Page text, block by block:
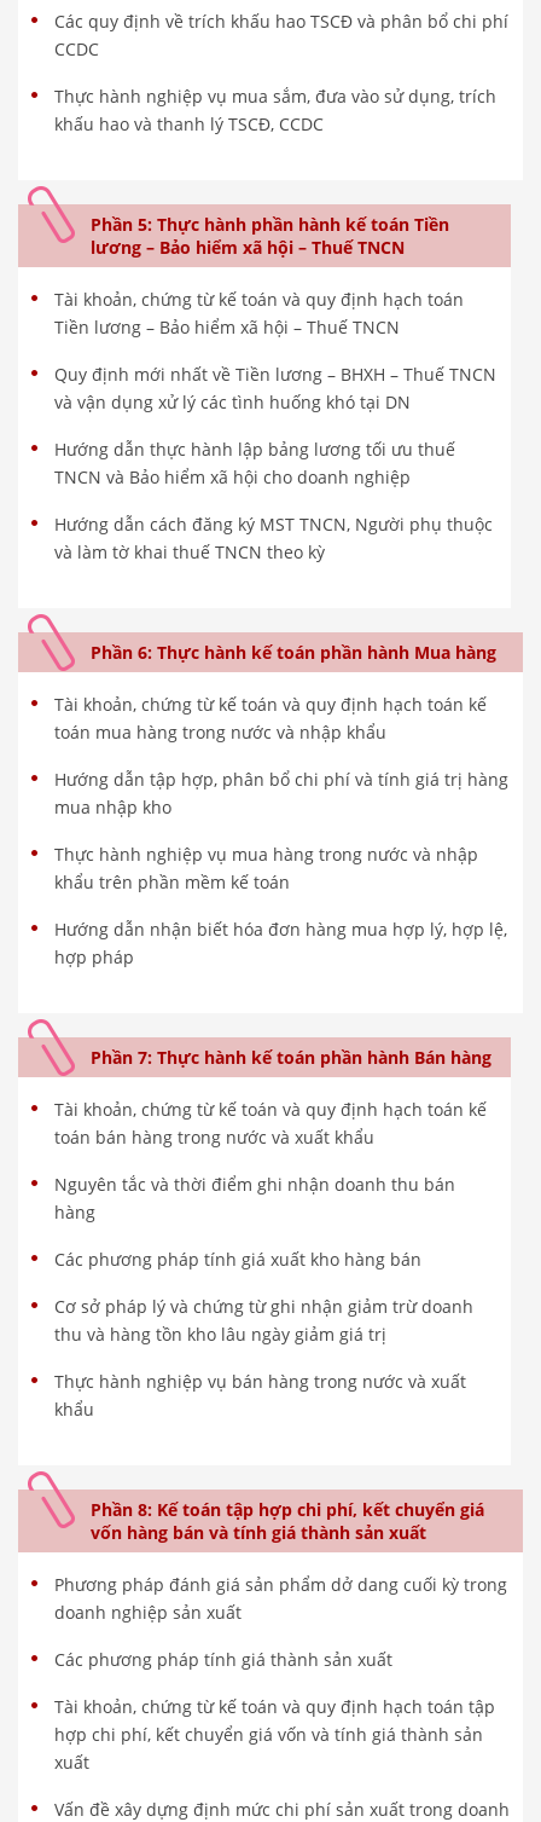
Các quy định về trích khấu hao TSCĐ và phân bổ chi phí
CCDC
Thực hành nghiệp vụ mua sắm, đưa vào sử dụng, trích
khấu hao và thanh lý TSCĐ, CCDC
Phần 5: Thực hành phần hành kế toán Tiền
lương – Bảo hiểm xã hội – Thuế TNCN
Tài khoản, chứng từ kế toán và quy định hạch toán
Tiền lương – Bảo hiểm xã hội – Thuế TNCN
Quy định mới nhất về Tiền lương – BHXH – Thuế TNCN
và vận dụng xử lý các tình huống khó tại DN
Hướng dẫn thực hành lập bảng lương tối ưu thuế
TNCN và Bảo hiểm xã hội cho doanh nghiệp
Hướng dẫn cách đăng ký MST TNCN, Người phụ thuộc
và làm tờ khai thuế TNCN theo kỳ
Phần 6: Thực hành kế toán phần hành Mua hàng
Tài khoản, chứng từ kế toán và quy định hạch toán kế
toán mua hàng trong nước và nhập khẩu
Hướng dẫn tập hợp, phân bổ chi phí và tính giá trị hàng
mua nhập kho
Thực hành nghiệp vụ mua hàng trong nước và nhập
khẩu trên phần mềm kế toán
Hướng dẫn nhận biết hóa đơn hàng mua hợp lý, hợp lệ,
hợp pháp
Phần 7: Thực hành kế toán phần hành Bán hàng
Tài khoản, chứng từ kế toán và quy định hạch toán kế
toán bán hàng trong nước và xuất khẩu
Nguyên tắc và thời điểm ghi nhận doanh thu bán
hàng
Các phương pháp tính giá xuất kho hàng bán
Cơ sở pháp lý và chứng từ ghi nhận giảm trừ doanh
thu và hàng tồn kho lâu ngày giảm giá trị
Thực hành nghiệp vụ bán hàng trong nước và xuất
khẩu
Phần 8: Kế toán tập hợp chi phí, kết chuyển giá
vốn hàng bán và tính giá thành sản xuất
Phương pháp đánh giá sản phẩm dở dang cuối kỳ trong
doanh nghiệp sản xuất
Các phương pháp tính giá thành sản xuất
Tài khoản, chứng từ kế toán và quy định hạch toán tập
hợp chi phí, kết chuyển giá vốn và tính giá thành sản
xuất
Vấn đề xây dựng định mức chi phí sản xuất trong doanh